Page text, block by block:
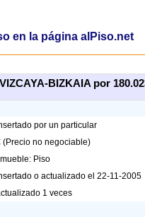
en la página alPiso.net
BIZKAIA por
por un particular
(Precio no negociable)
Piso
o actualizado el 22-11-2005
1 veces